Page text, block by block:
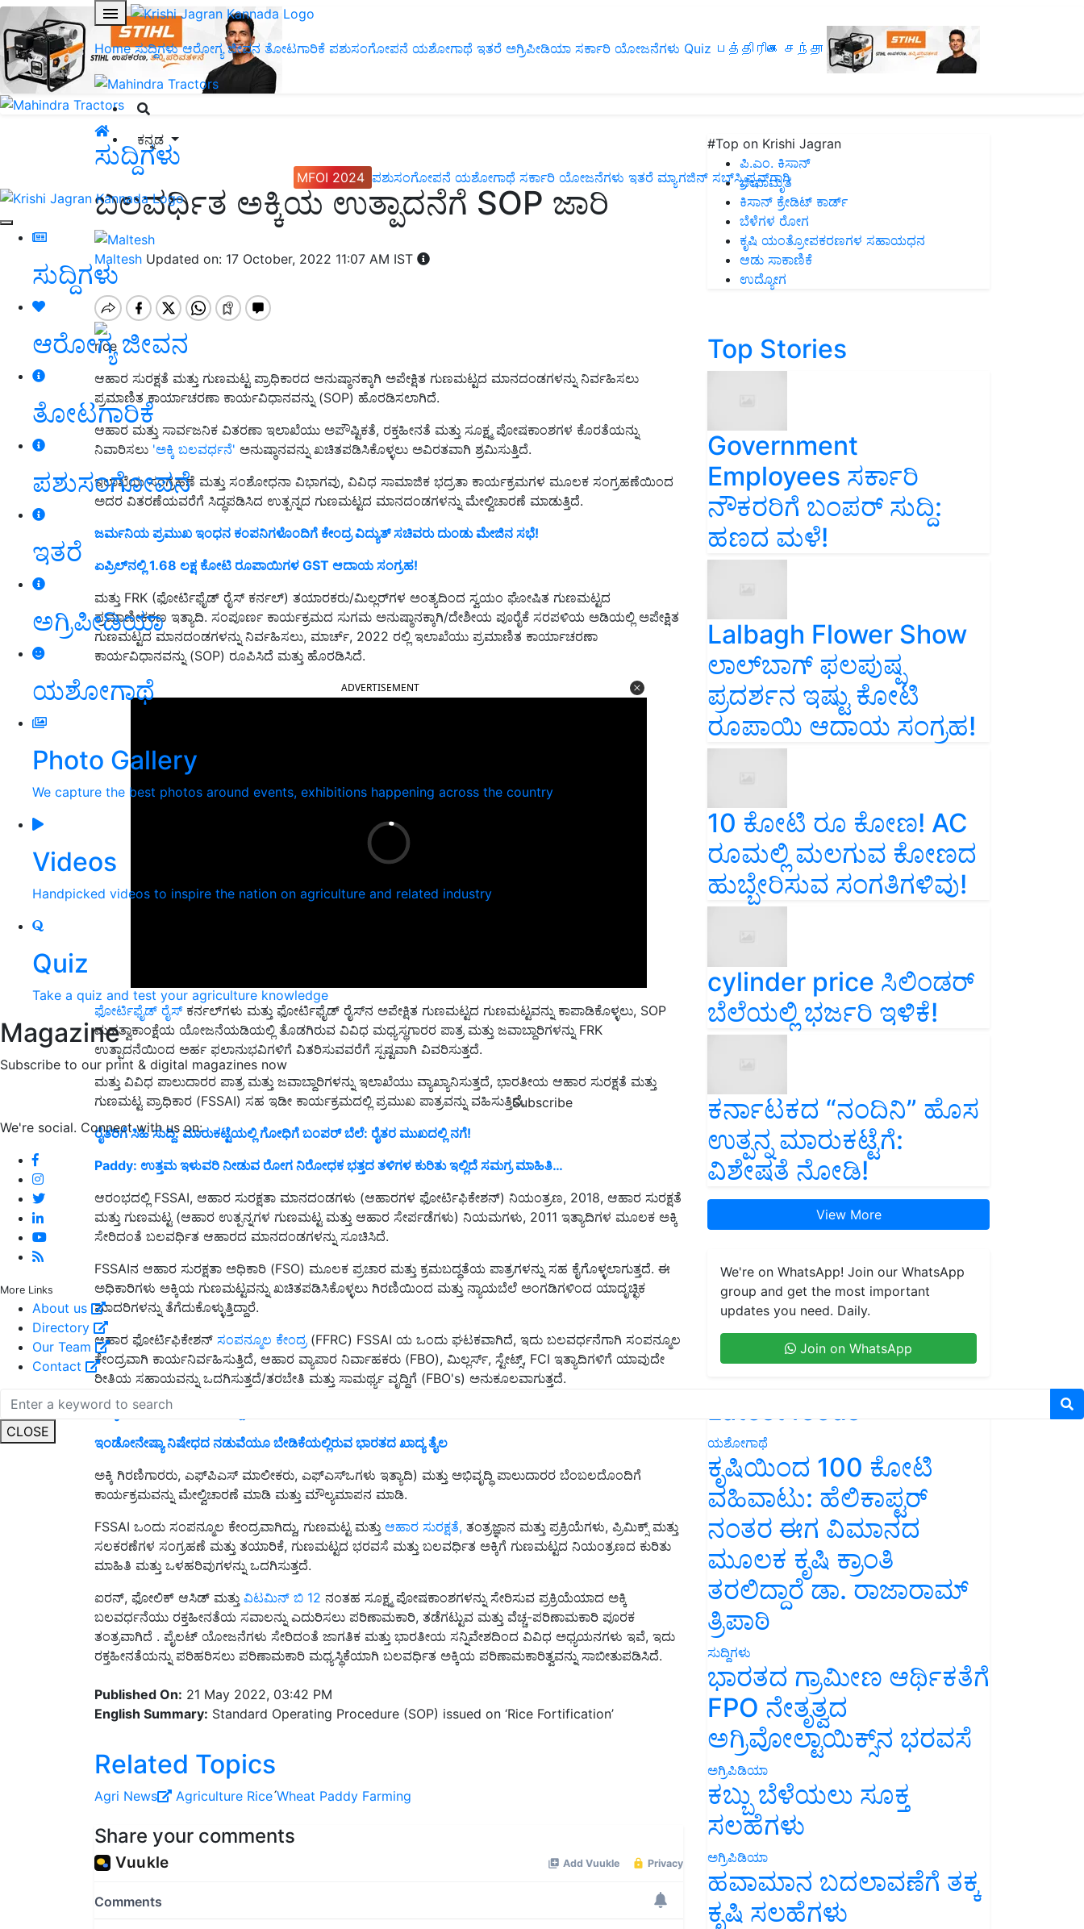
Home ಸುದ್ದಿಗಳು ಆರೋಗ್ಯ ಜೀವನ ತೋಟಗಾರಿಕೆ ಪಶುಸಂಗೋಪನೆ ಯಶೋಗಾಥೆ ಇತರೆ ಅಗ್ರಿಪೀಡಿಯಾ ಸರ್ಕಾರಿ ಯೋಜನೆಗಳು Quiz பத்திரிகை சந்தா
ಕನ್ನಡ
MFOI 2024 ಪಶುಸಂಗೋಪನೆ ಯಶೋಗಾಥೆ ಸರ್ಕಾರಿ ಯೋಜನೆಗಳು ಇತರೆ ಮ್ಯಾಗಜಿನ್‌ ಸಬ್‌ಸ್ಕ್ರಿಪ್ಷನ್‌ಗಾಗಿ
ಸುದ್ದಿಗಳು
ಆರೋಗ್ಯ ಜೀವನ
ತೋಟಗಾರಿಕೆ
ಪಶುಸಂಗೋಪನೆ
ಇತರೆ
ಅಗ್ರಿಪೀಡಿಯಾ
ಯಶೋಗಾಥೆ
Photo Gallery
We capture the best photos around events, exhibitions happening across the country
Videos
Handpicked videos to inspire the nation on agriculture and related industry
Quiz
Take a quiz and test your agriculture knowledge
Magazine
Subscribe to our print & digital magazines now
Subscribe
We're social. Connect with us on:
More Links
About us
Directory
Our Team
Contact
CLOSE
ಸುದ್ದಿಗಳು
ಬಲವರ್ಧಿತ ಅಕ್ಕಿಯ ಉತ್ಪಾದನೆಗೆ SOP ಜಾರಿ
Maltesh Updated on: 17 October, 2022 11:07 AM IST
rice
ಆಹಾರ ಸುರಕ್ಷತೆ ಮತ್ತು ಗುಣಮಟ್ಟ ಪ್ರಾಧಿಕಾರದ ಅನುಷ್ಠಾನಕ್ಕಾಗಿ ಅಪೇಕ್ಷಿತ ಗುಣಮಟ್ಟದ ಮಾನದಂಡಗಳನ್ನು ನಿರ್ವಹಿಸಲು
ಪ್ರಮಾಣಿತ ಕಾರ್ಯಾಚರಣಾ ಕಾರ್ಯವಿಧಾನವನ್ನು (SOP) ಹೊರಡಿಸಲಾಗಿದೆ.
ಆಹಾರ ಮತ್ತು ಸಾರ್ವಜನಿಕ ವಿತರಣಾ ಇಲಾಖೆಯು ಅಪೌಷ್ಟಿಕತೆ, ರಕ್ತಹೀನತೆ ಮತ್ತು ಸೂಕ್ಷ್ಮ ಪೋಷಕಾಂಶಗಳ ಕೊರತೆಯನ್ನು
ನಿವಾರಿಸಲು 'ಅಕ್ಕಿ ಬಲವರ್ಧನೆ' ಅನುಷ್ಠಾನವನ್ನು ಖಚಿತಪಡಿಸಿಕೊಳ್ಳಲು ಅವಿರತವಾಗಿ ಶ್ರಮಿಸುತ್ತಿದೆ.
ಇಲಾಖೆಯ ಸಂಗ್ರಹಣೆ ಮತ್ತು ಸಂಶೋಧನಾ ವಿಭಾಗವು, ವಿವಿಧ ಸಾಮಾಜಿಕ ಭದ್ರತಾ ಕಾರ್ಯಕ್ರಮಗಳ ಮೂಲಕ ಸಂಗ್ರಹಣೆಯಿಂದ
ಅದರ ವಿತರಣೆಯವರೆಗೆ ಸಿದ್ಧಪಡಿಸಿದ ಉತ್ಪನ್ನದ ಗುಣಮಟ್ಟದ ಮಾನದಂಡಗಳನ್ನು ಮೇಲ್ವಿಚಾರಣೆ ಮಾಡುತ್ತಿದೆ.
ಜರ್ಮನಿಯ ಪ್ರಮುಖ ಇಂಧನ ಕಂಪನಿಗಳೊಂದಿಗೆ ಕೇಂದ್ರ ವಿದ್ಯುತ್ ಸಚಿವರು ದುಂಡು ಮೇಜಿನ ಸಭೆ!
ಏಪ್ರಿಲ್‌ನಲ್ಲಿ 1.68 ಲಕ್ಷ ಕೋಟಿ ರೂಪಾಯಿಗಳ GST ಆದಾಯ ಸಂಗ್ರಹ!
ಮತ್ತು FRK (ಫೋರ್ಟಿಫೈಡ್ ರೈಸ್ ಕರ್ನಲ್) ತಯಾರಕರು/ಮಿಲ್ಲರ್‌ಗಳ ಅಂತ್ಯದಿಂದ ಸ್ವಯಂ ಘೋಷಿತ ಗುಣಮಟ್ಟದ
ಪ್ರಮಾಣೀಕರಣ ಇತ್ಯಾದಿ. ಸಂಪೂರ್ಣ ಕಾರ್ಯಕ್ರಮದ ಸುಗಮ ಅನುಷ್ಠಾನಕ್ಕಾಗಿ/ದೇಶೀಯ ಪೂರೈಕೆ ಸರಪಳಿಯ ಅಡಿಯಲ್ಲಿ ಅಪೇಕ್ಷಿತ
ಗುಣಮಟ್ಟದ ಮಾನದಂಡಗಳನ್ನು ನಿರ್ವಹಿಸಲು, ಮಾರ್ಚ್, 2022 ರಲ್ಲಿ ಇಲಾಖೆಯು ಪ್ರಮಾಣಿತ ಕಾರ್ಯಾಚರಣಾ
ಕಾರ್ಯವಿಧಾನವನ್ನು (SOP) ರೂಪಿಸಿದೆ ಮತ್ತು ಹೊರಡಿಸಿದೆ.
ADVERTISEMENT
ಫೋರ್ಟಿಫೈಡ್ ರೈಸ್ಕರ್ನಲ್‌ಗಳು ಮತ್ತು ಫೋರ್ಟಿಫೈಡ್ ರೈಸ್‌ನ ಅಪೇಕ್ಷಿತ ಗುಣಮಟ್ಟದ ಗುಣಮಟ್ಟವನ್ನು ಕಾಪಾಡಿಕೊಳ್ಳಲು, SOP
ಮಹತ್ವಾಕಾಂಕ್ಷೆಯ ಯೋಜನೆಯಡಿಯಲ್ಲಿ ತೊಡಗಿರುವ ವಿವಿಧ ಮಧ್ಯಸ್ಥಗಾರರ ಪಾತ್ರ ಮತ್ತು ಜವಾಬ್ದಾರಿಗಳನ್ನು FRK
ಉತ್ಪಾದನೆಯಿಂದ ಅರ್ಹ ಫಲಾನುಭವಿಗಳಿಗೆ ವಿತರಿಸುವವರೆಗೆ ಸ್ಪಷ್ಟವಾಗಿ ವಿವರಿಸುತ್ತದೆ.
ಮತ್ತು ವಿವಿಧ ಪಾಲುದಾರರ ಪಾತ್ರ ಮತ್ತು ಜವಾಬ್ದಾರಿಗಳನ್ನು ಇಲಾಖೆಯು ವ್ಯಾಖ್ಯಾನಿಸುತ್ತದೆ, ಭಾರತೀಯ ಆಹಾರ ಸುರಕ್ಷತೆ ಮತ್ತು
ಗುಣಮಟ್ಟ ಪ್ರಾಧಿಕಾರ (FSSAI) ಸಹ ಇಡೀ ಕಾರ್ಯಕ್ರಮದಲ್ಲಿ ಪ್ರಮುಖ ಪಾತ್ರವನ್ನು ವಹಿಸುತ್ತಿದೆ.
ರೈತರಿಗೆ ಸಿಹಿ ಸುದ್ದಿ: ಮಾರುಕಟ್ಟೆಯಲ್ಲಿ ಗೋಧಿಗೆ ಬಂಪರ್ ಬೆಲೆ: ರೈತರ ಮುಖದಲ್ಲಿ ನಗೆ!
Paddy: ಉತ್ತಮ ಇಳುವರಿ ನೀಡುವ ರೋಗ ನಿರೋಧಕ ಭತ್ತದ ತಳಿಗಳ ಕುರಿತು ಇಲ್ಲಿದೆ ಸಮಗ್ರ ಮಾಹಿತಿ…
ಆರಂಭದಲ್ಲಿ FSSAI, ಆಹಾರ ಸುರಕ್ಷತಾ ಮಾನದಂಡಗಳು (ಆಹಾರಗಳ ಫೋರ್ಟಿಫಿಕೇಶನ್) ನಿಯಂತ್ರಣ, 2018, ಆಹಾರ ಸುರಕ್ಷತೆ
ಮತ್ತು ಗುಣಮಟ್ಟ (ಆಹಾರ ಉತ್ಪನ್ನಗಳ ಗುಣಮಟ್ಟ ಮತ್ತು ಆಹಾರ ಸೇರ್ಪಡೆಗಳು) ನಿಯಮಗಳು, 2011 ಇತ್ಯಾದಿಗಳ ಮೂಲಕ ಅಕ್ಕಿ
ಸೇರಿದಂತೆ ಬಲವರ್ಧಿತ ಆಹಾರದ ಮಾನದಂಡಗಳನ್ನು ಸೂಚಿಸಿದೆ.
FSSAIನ ಆಹಾರ ಸುರಕ್ಷತಾ ಅಧಿಕಾರಿ (FSO) ಮೂಲಕ ಪ್ರಚಾರ ಮತ್ತು ಕ್ರಮಬದ್ಧತೆಯ ಪಾತ್ರಗಳನ್ನು ಸಹ ಕೈಗೊಳ್ಳಲಾಗುತ್ತದೆ. ಈ
ಅಧಿಕಾರಿಗಳು ಅಕ್ಕಿಯ ಗುಣಮಟ್ಟವನ್ನು ಖಚಿತಪಡಿಸಿಕೊಳ್ಳಲು ಗಿರಣಿಯಿಂದ ಮತ್ತು ನ್ಯಾಯಬೆಲೆ ಅಂಗಡಿಗಳಿಂದ ಯಾದೃಚ್ಛಿಕ
ಮಾದರಿಗಳನ್ನು ತೆಗೆದುಕೊಳ್ಳುತ್ತಿದ್ದಾರೆ.
ಆಹಾರ ಫೋರ್ಟಿಫಿಕೇಶನ್ ಸಂಪನ್ಮೂಲ ಕೇಂದ್ರ(FFRC) FSSAI ಯ ಒಂದು ಘಟಕವಾಗಿದೆ, ಇದು ಬಲವರ್ಧನೆಗಾಗಿ ಸಂಪನ್ಮೂಲ
ಕೇಂದ್ರವಾಗಿ ಕಾರ್ಯನಿರ್ವಹಿಸುತ್ತಿದೆ, ಆಹಾರ ವ್ಯಾಪಾರ ನಿರ್ವಾಹಕರು (FBO), ಮಿಲ್ಲರ್ಸ್, ಸ್ಟೇಟ್ಸ್, FCI ಇತ್ಯಾದಿಗಳಿಗೆ ಯಾವುದೇ
ರೀತಿಯ ಸಹಾಯವನ್ನು ಒದಗಿಸುತ್ತದೆ/ತರಬೇತಿ ಮತ್ತು ಸಾಮರ್ಥ್ಯ ವೃದ್ಧಿಗೆ (FBO's) ಅನುಕೂಲವಾಗುತ್ತದೆ.
ರಷ್ಯಾದಿಂದ ಅಪಾರ ಬೇಡಿಕೆಯಿದ್ದರೂ 200 ರೂ. ಕುಸಿತ ಕಂಡ ಗೋಧಿ..ಕಾರಣವೇನು..?
ಇಂಡೋನೇಷ್ಯಾ ನಿಷೇಧದ ನಡುವೆಯೂ ಬೇಡಿಕೆಯಲ್ಲಿರುವ ಭಾರತದ ಖಾದ್ಯ ತೈಲ
ಅಕ್ಕಿ ಗಿರಣಿಗಾರರು, ಎಫ್‌ಪಿಎಸ್ ಮಾಲೀಕರು, ಎಫ್‌ಎಸ್‌ಒಗಳು ಇತ್ಯಾದಿ) ಮತ್ತು ಅಭಿವೃದ್ಧಿ ಪಾಲುದಾರರ ಬೆಂಬಲದೊಂದಿಗೆ
ಕಾರ್ಯಕ್ರಮವನ್ನು ಮೇಲ್ವಿಚಾರಣೆ ಮಾಡಿ ಮತ್ತು ಮೌಲ್ಯಮಾಪನ ಮಾಡಿ.
FSSAI ಒಂದು ಸಂಪನ್ಮೂಲ ಕೇಂದ್ರವಾಗಿದ್ದು, ಗುಣಮಟ್ಟ ಮತ್ತು ಆಹಾರ ಸುರಕ್ಷತೆ, ತಂತ್ರಜ್ಞಾನ ಮತ್ತು ಪ್ರಕ್ರಿಯೆಗಳು, ಪ್ರಿಮಿಕ್ಸ್ ಮತ್ತು
ಸಲಕರಣೆಗಳ ಸಂಗ್ರಹಣೆ ಮತ್ತು ತಯಾರಿಕೆ, ಗುಣಮಟ್ಟದ ಭರವಸೆ ಮತ್ತು ಬಲವರ್ಧಿತ ಅಕ್ಕಿಗೆ ಗುಣಮಟ್ಟದ ನಿಯಂತ್ರಣದ ಕುರಿತು
ಮಾಹಿತಿ ಮತ್ತು ಒಳಹರಿವುಗಳನ್ನು ಒದಗಿಸುತ್ತದೆ.
ಐರನ್, ಫೋಲಿಕ್ ಆಸಿಡ್ ಮತ್ತು ವಿಟಮಿನ್ ಬಿ 12 ನಂತಹ ಸೂಕ್ಷ್ಮ ಪೋಷಕಾಂಶಗಳನ್ನು ಸೇರಿಸುವ ಪ್ರಕ್ರಿಯೆಯಾದ ಅಕ್ಕಿ
ಬಲವರ್ಧನೆಯು ರಕ್ತಹೀನತೆಯ ಸವಾಲನ್ನು ಎದುರಿಸಲು ಪರಿಣಾಮಕಾರಿ, ತಡೆಗಟ್ಟುವ ಮತ್ತು ವೆಚ್ಚ-ಪರಿಣಾಮಕಾರಿ ಪೂರಕ
ತಂತ್ರವಾಗಿದೆ . ಪೈಲಟ್ ಯೋಜನೆಗಳು ಸೇರಿದಂತೆ ಜಾಗತಿಕ ಮತ್ತು ಭಾರತೀಯ ಸನ್ನಿವೇಶದಿಂದ ವಿವಿಧ ಅಧ್ಯಯನಗಳು ಇವೆ, ಇದು
ರಕ್ತಹೀನತೆಯನ್ನು ಪರಿಹರಿಸಲು ಪರಿಣಾಮಕಾರಿ ಮಧ್ಯಸ್ಥಿಕೆಯಾಗಿ ಬಲವರ್ಧಿತ ಅಕ್ಕಿಯ ಪರಿಣಾಮಕಾರಿತ್ವವನ್ನು ಸಾಬೀತುಪಡಿಸಿದೆ.
Published On: 21 May 2022, 03:42 PM
English Summary: Standard Operating Procedure (SOP) issued on ‘Rice Fortification’
Related Topics
Agri News Agriculture Rice ́Wheat Paddy Farming
Share your comments
#Top on Krishi Jagran
ಪಿ.ಎಂ. ಕಿಸಾನ್
ಜೀವಾಮೃತ
ಕಿಸಾನ್ ಕ್ರೇಡಿಟ್ ಕಾರ್ಡ್
ಬೆಳೆಗಳ ರೋಗ
ಕೃಷಿ ಯಂತ್ರೋಪಕರಣಗಳ ಸಹಾಯಧನ
ಆಡು ಸಾಕಾಣಿಕೆ
ಉದ್ಯೋಗ
Top Stories
Government
Employees ಸರ್ಕಾರಿ
ನೌಕರರಿಗೆ ಬಂಪರ್‌ ಸುದ್ದಿ:
ಹಣದ ಮಳೆ!
Lalbagh Flower Show
ಲಾಲ್‌ಬಾಗ್ ಫಲಪುಷ್ಪ
ಪ್ರದರ್ಶನ ಇಷ್ಟು ಕೋಟಿ
ರೂಪಾಯಿ ಆದಾಯ ಸಂಗ್ರಹ!
10 ಕೋಟಿ ರೂ ಕೋಣ! AC
ರೂಮಲ್ಲಿ ಮಲಗುವ ಕೋಣದ
ಹುಬ್ಬೇರಿಸುವ ಸಂಗತಿಗಳಿವು!
cylinder price ಸಿಲಿಂಡರ್‌
ಬೆಲೆಯಲ್ಲಿ ಭರ್ಜರಿ ಇಳಿಕೆ!
ಕರ್ನಾಟಕದ “ನಂದಿನಿ” ಹೊಸ
ಉತ್ಪನ್ನ ಮಾರುಕಟ್ಟೆಗೆ:
ವಿಶೇಷತೆ ನೋಡಿ!
View More
We're on WhatsApp! Join our WhatsApp
group and get the most important
updates you need. Daily.
Join on WhatsApp
Latest feeds
ಯಶೋಗಾಥೆ
ಕೃಷಿಯಿಂದ 100 ಕೋಟಿ
ವಹಿವಾಟು: ಹೆಲಿಕಾಪ್ಟರ್
ನಂತರ ಈಗ ವಿಮಾನದ
ಮೂಲಕ ಕೃಷಿ ಕ್ರಾಂತಿ
ತರಲಿದ್ದಾರೆ ಡಾ. ರಾಜಾರಾಮ್
ತ್ರಿಪಾಠಿ
ಸುದ್ದಿಗಳು
ಭಾರತದ ಗ್ರಾಮೀಣ ಆರ್ಥಿಕತೆಗೆ
FPO ನೇತೃತ್ವದ
ಅಗ್ರಿವೋಲ್ಟಾಯಿಕ್ಸ್‌ನ ಭರವಸೆ
ಅಗ್ರಿಪಿಡಿಯಾ
ಕಬ್ಬು ಬೆಳೆಯಲು ಸೂಕ್ತ
ಸಲಹೆಗಳು
ಅಗ್ರಿಪಿಡಿಯಾ
ಹವಾಮಾನ ಬದಲಾವಣೆಗೆ ತಕ್ಕ
ಕೃಷಿ ಸಲಹೆಗಳು